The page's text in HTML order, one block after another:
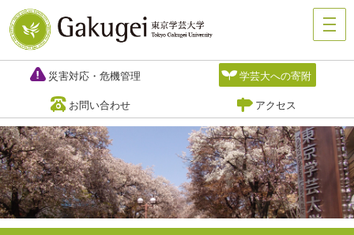
災害対応・危機管理 学芸大への寄附
お問い合わせ アクセス